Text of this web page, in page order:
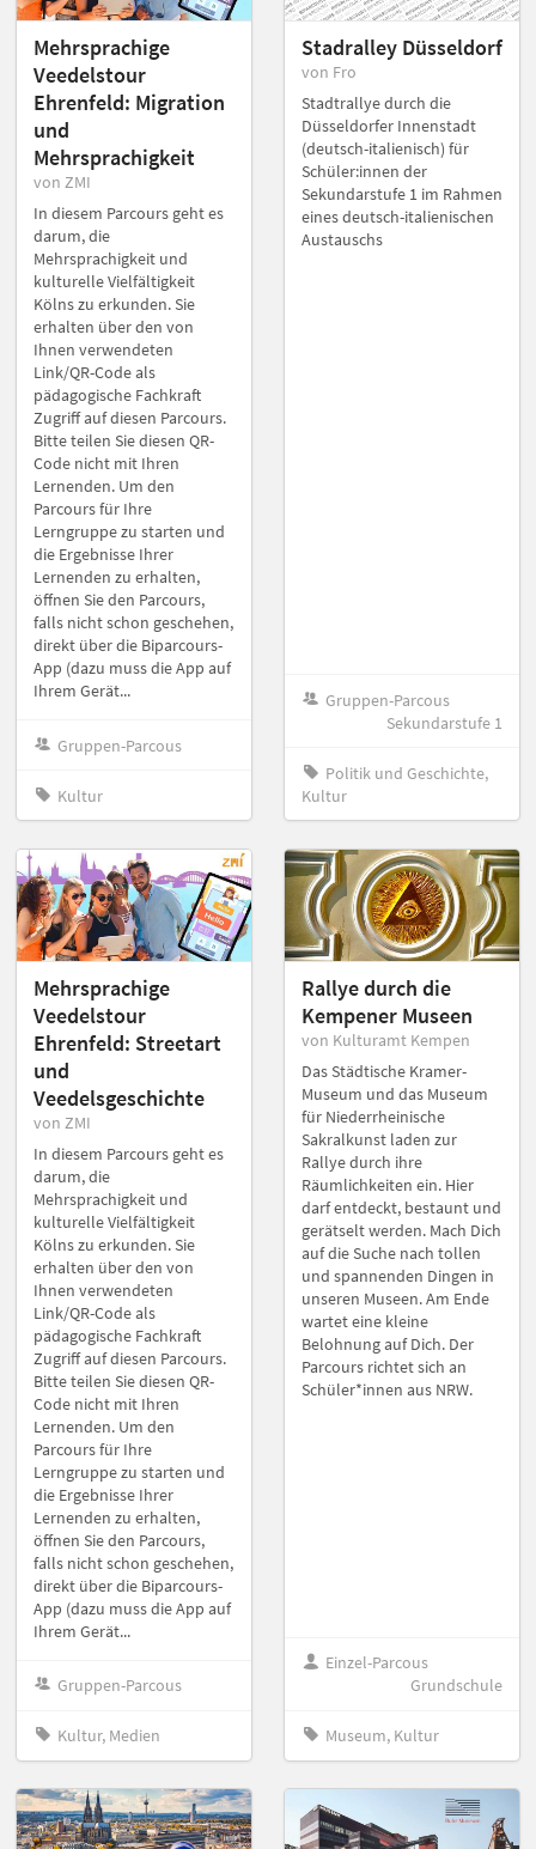
Mehrsprachige
Veedelstour
Ehrenfeld: Migration
und
Mehrsprachigkeit
von ZMI
In diesem Parcours geht es
darum, die
Mehrsprachigkeit und
kulturelle Vielfältigkeit
Kölns zu erkunden. Sie
erhalten über den von
Ihnen verwendeten
Link/QR-Code als
pädagogische Fachkraft
Zugriff auf diesen Parcours.
Bitte teilen Sie diesen QR-
Code nicht mit Ihren
Lernenden. Um den
Parcours für Ihre
Lerngruppe zu starten und
die Ergebnisse Ihrer
Lernenden zu erhalten,
öffnen Sie den Parcours,
falls nicht schon geschehen,
direkt über die Biparcours-
App (dazu muss die App auf
Ihrem Gerät...
Gruppen-Parcous
Kultur
Stadralley Düsseldorf
von Fro
Stadtrallye durch die
Düsseldorfer Innenstadt
(deutsch-italienisch) für
Schüler:innen der
Sekundarstufe 1 im Rahmen
eines deutsch-italienischen
Austauschs
Gruppen-Parcous
Sekundarstufe 1
Politik und Geschichte,
Kultur
Mehrsprachige
Veedelstour
Ehrenfeld: Streetart
und
Veedelsgeschichte
von ZMI
In diesem Parcours geht es
darum, die
Mehrsprachigkeit und
kulturelle Vielfältigkeit
Kölns zu erkunden. Sie
erhalten über den von
Ihnen verwendeten
Link/QR-Code als
pädagogische Fachkraft
Zugriff auf diesen Parcours.
Bitte teilen Sie diesen QR-
Code nicht mit Ihren
Lernenden. Um den
Parcours für Ihre
Lerngruppe zu starten und
die Ergebnisse Ihrer
Lernenden zu erhalten,
öffnen Sie den Parcours,
falls nicht schon geschehen,
direkt über die Biparcours-
App (dazu muss die App auf
Ihrem Gerät...
Gruppen-Parcous
Kultur, Medien
Rallye durch die
Kempener Museen
von Kulturamt Kempen
Das Städtische Kramer-
Museum und das Museum
für Niederrheinische
Sakralkunst laden zur
Rallye durch ihre
Räumlichkeiten ein. Hier
darf entdeckt, bestaunt und
gerätselt werden. Mach Dich
auf die Suche nach tollen
und spannenden Dingen in
unseren Museen. Am Ende
wartet eine kleine
Belohnung auf Dich. Der
Parcours richtet sich an
Schüler*innen aus NRW.
Einzel-Parcous
Grundschule
Museum, Kultur